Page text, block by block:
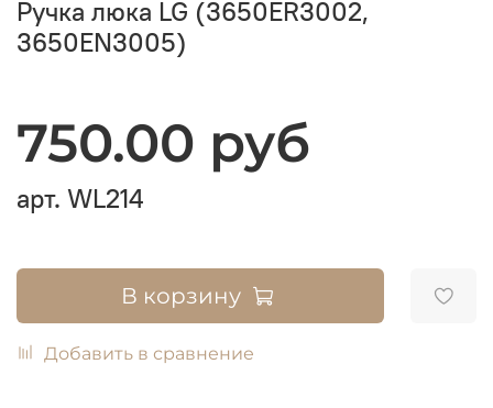
Ручка люка LG (3650ER3002,
3650EN3005)
750.00 руб
арт. WL214
В корзину
Добавить в сравнение